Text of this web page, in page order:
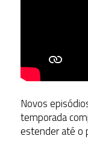
Novos
temporada
estender até o